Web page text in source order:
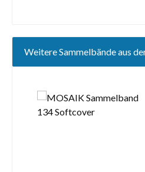
Weitere Sammelbände aus